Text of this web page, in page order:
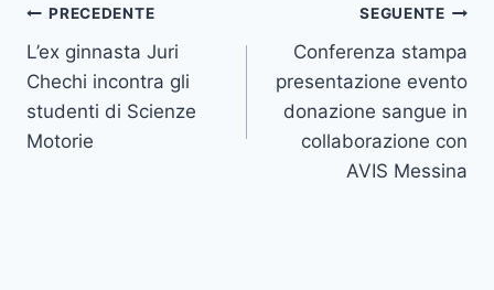
Navigazione
articoli
PRECEDENTE
L’ex ginnasta Juri
Chechi incontra gli
studenti di Scienze
Motorie
SEGUENTE
Conferenza stampa
presentazione evento
donazione sangue in
collaborazione con
AVIS Messina